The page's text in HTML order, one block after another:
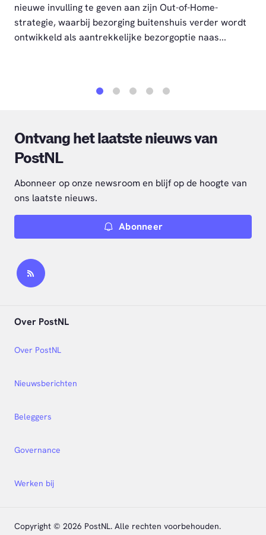
nieuwe invulling te geven aan zijn Out-of-Home-
strategie, waarbij bezorging buitenshuis verder wordt
ontwikkeld als aantrekkelijke bezorgoptie naas...
Ontvang het laatste nieuws van
PostNL
Abonneer op onze newsroom en blijf op de hoogte van
ons laatste nieuws.
Abonneer
Over PostNL
Nieuwsberichten
Over PostNL
Beleggers
Governance
Werken bij
Copyright © 2026 PostNL. Alle rechten voorbehouden.